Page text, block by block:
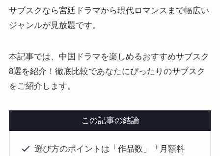
サブスクなら宮廷ドラマから現代ロマンスまで幅広い
ジャンルが見放題です。
本記事では、中国ドラマを楽しめるおすすめサブスク
8選を紹介！徹底比較であなたにぴったりのサブスク
をご紹介します。
この記事の結論
選び方のポイントは「作品数」「月額料